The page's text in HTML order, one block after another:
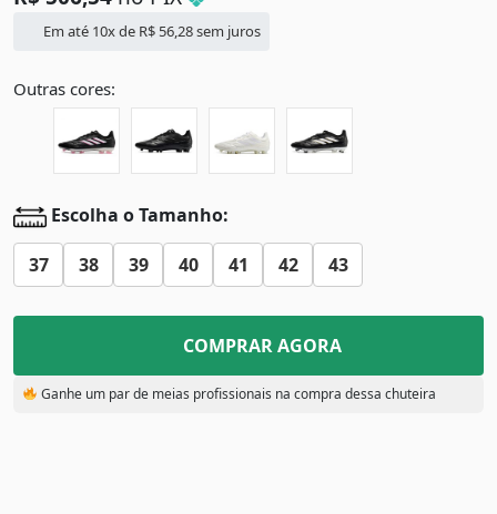
Em até 10x de R$ 56,28sem juros
Outras cores:
Escolha o Tamanho:
37 38 39 40 41 42 43
COMPRAR AGORA
Ganhe um par de meias profissionais na compra dessa chuteira